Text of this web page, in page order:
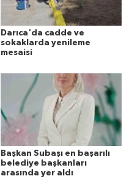
Darıca'da cadde ve
sokaklarda yenileme
mesaisi
Başkan Subaşı en başarılı
belediye başkanları
arasında yer aldı